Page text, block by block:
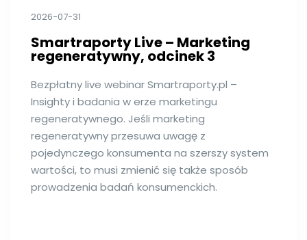
2026-07-31
Smartraporty Live – Marketing
regeneratywny, odcinek 3
Bezpłatny live webinar Smartraporty.pl –
Insighty i badania w erze marketingu
regeneratywnego. Jeśli marketing
regeneratywny przesuwa uwagę z
pojedynczego konsumenta na szerszy system
wartości, to musi zmienić się także sposób
prowadzenia badań konsumenckich.